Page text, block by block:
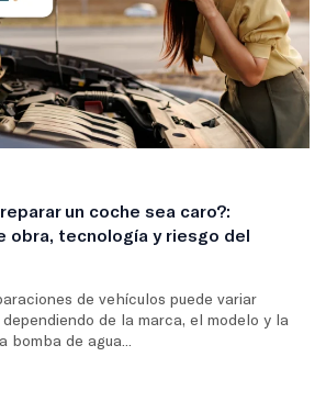
un coche sea caro?:
obra, tecnología y riesgo del
de vehículos puede variar
de la marca, el modelo y la
bomba de agua...